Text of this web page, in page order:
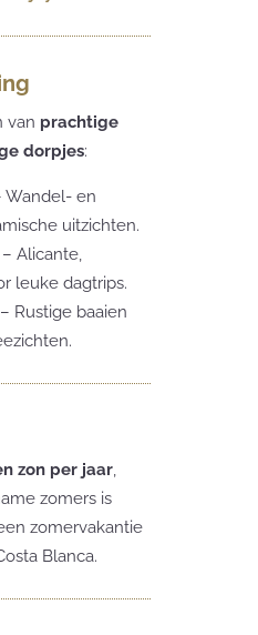
van prachtige
dorpjes:
en
uitzichten.
Alicante,
leuke dagtrips.
Rustige baaien
zon per jaar,
zomers is
zomervakantie
Blanca.